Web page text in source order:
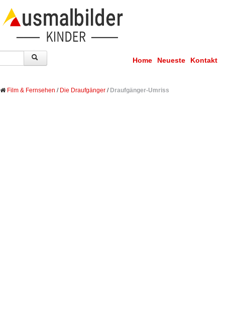
Home Neueste Kontakt
Film & Fernsehen / Die Draufgänger / Draufgänger-Umriss